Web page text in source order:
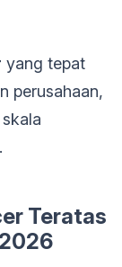
yang tepat
perusahaan,
Teratas